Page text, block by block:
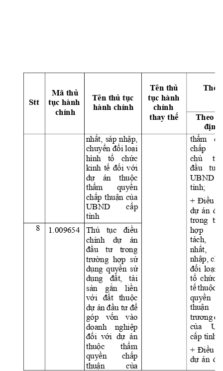
Stt
Mã thủ
tục hành
chính
Tên thủ tục
hành chính
Tên thủ
tục hành
chính
thay thế
Thờ
Theo
định
nhất, sáp nhập,
chuyển đổi loại
hình
tổ
chức
kinh tế đối với
dự
án
thuộc
thẩm
quyền
chấp thuận của
UBND
cấp
tỉnh
thẩm
chấp
chủ
đầu
tư
UBND
tỉnh;
+ Điều
dự án
trong
hợp
tách,
nhất,
nhập,
đổi loại
tổ chức
tế thuộc
quyền
thuận
trương
của
cấp tỉnh;
+ Điều
dự án
8 1.009654 Thủ tục
điều
chỉnh
dự
án
đầu
tư
trong
trường  hợp  sử
dụng quyền sử
dụng
đất, tài
sản
gắn
liền
với đất thuộc
dự án đầu tư để
góp
vốn
vào
doanh
nghiệp
đối  với
  dự
án
thuộc
thẩm
quyền
chấp
thuận
của